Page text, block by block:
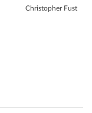
Christopher Fust